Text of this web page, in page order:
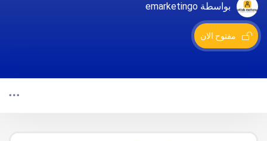
بواسطة emarketingo
مفتوح الان